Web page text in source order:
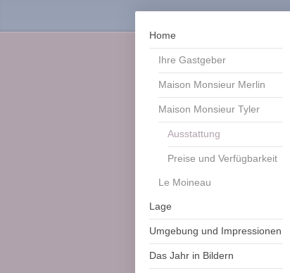
Home
Ihre Gastgeber
Maison Monsieur Merlin
Maison Monsieur Tyler
Ausstattung
Preise und Verfügbarkeit
Le Moineau
Lage
Umgebung und Impressionen
Das Jahr in Bildern